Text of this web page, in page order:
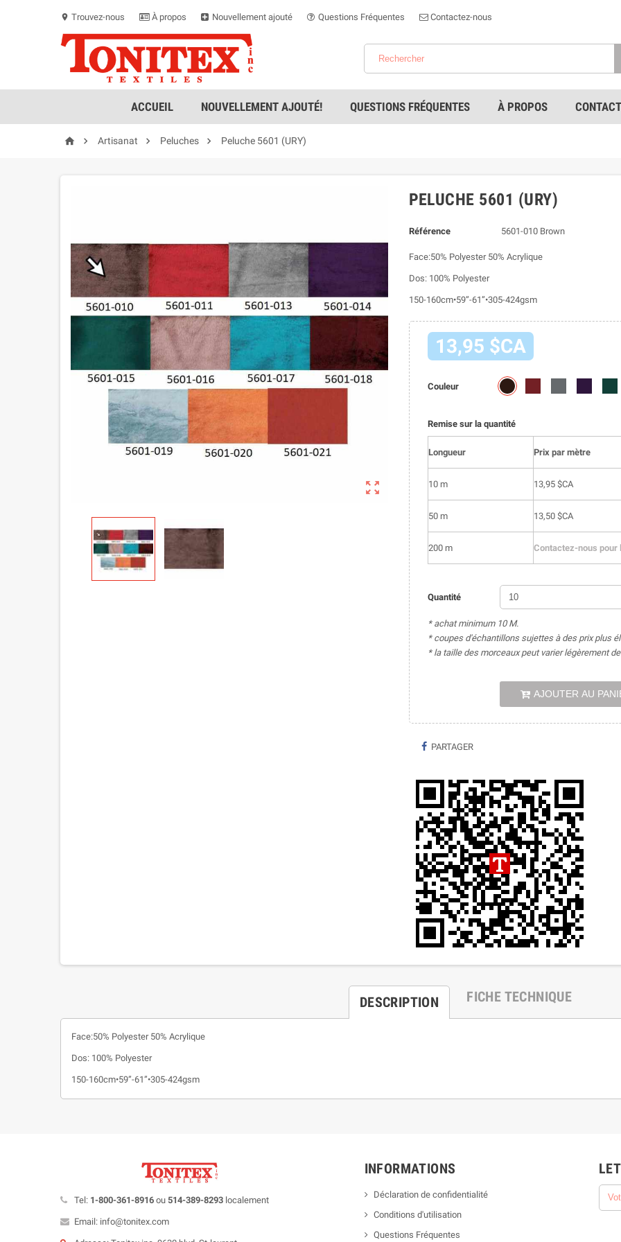
location_on Trouvez-nous À propos Nouvellement ajouté Questions Fréquentes Contactez-nous
ACCUEIL NOUVELLEMENT AJOUTÉ! QUESTIONS FRÉQUENTES À PROPOS
  Artisanat  Peluches  Peluche 5601 (URY)

PELUCHE 5601 (URY)
Référence 5601-010 Brown
Face:50% Polyester 50% Acrylique
Dos: 100% Polyester
150-160cm•59”-61”•305-424gsm
13,95 $CA
Couleur
5601-
Remise sur la quantité
Longueur Prix par mètre
10 m 13,95 $CA
50 m 13,50 $CA
200 m Contactez-nous pour
Quantité
* achat minimum 10 M.
* coupes d'échantillons sujettes à des prix plus
* la taille des morceaux peut varier légèrement
AJOUTER AU
PARTAGER
DESCRIPTION FICHE TECHNIQUE
Face:50% Polyester 50% Acrylique
Dos: 100% Polyester
150-160cm•59”-61”•305-424gsm
Tel: 1-800-361-8916 ou 514-389-8293 localement
Email: info@tonitex.com
INFORMATIONS
Déclaration de confidentialité
Conditions d'utilisation
Questions Fréquentes